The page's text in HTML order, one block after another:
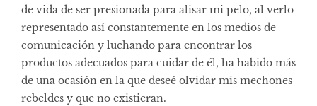
de vida de ser presionada para alisar mi pelo, al verlo
representado así constantemente en los medios de
comunicación y luchando para encontrar los
productos adecuados para cuidar de él, ha habido más
de una ocasión en la que deseé olvidar mis mechones
rebeldes y que no existieran.